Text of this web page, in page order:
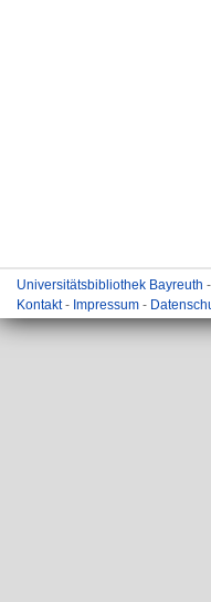
Universitätsbibliothek Bayreuth
Kontakt- Impressum -